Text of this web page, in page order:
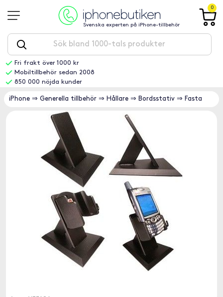
Svenska experten på iPhone-tillbehör
0
Fri frakt över 1000 kr
Mobiltillbehör sedan 2008
850 000 nöjda kunder
iPhone ⇒ Generella tillbehör ⇒ Hållare ⇒ Bordsstativ ⇒ Fasta